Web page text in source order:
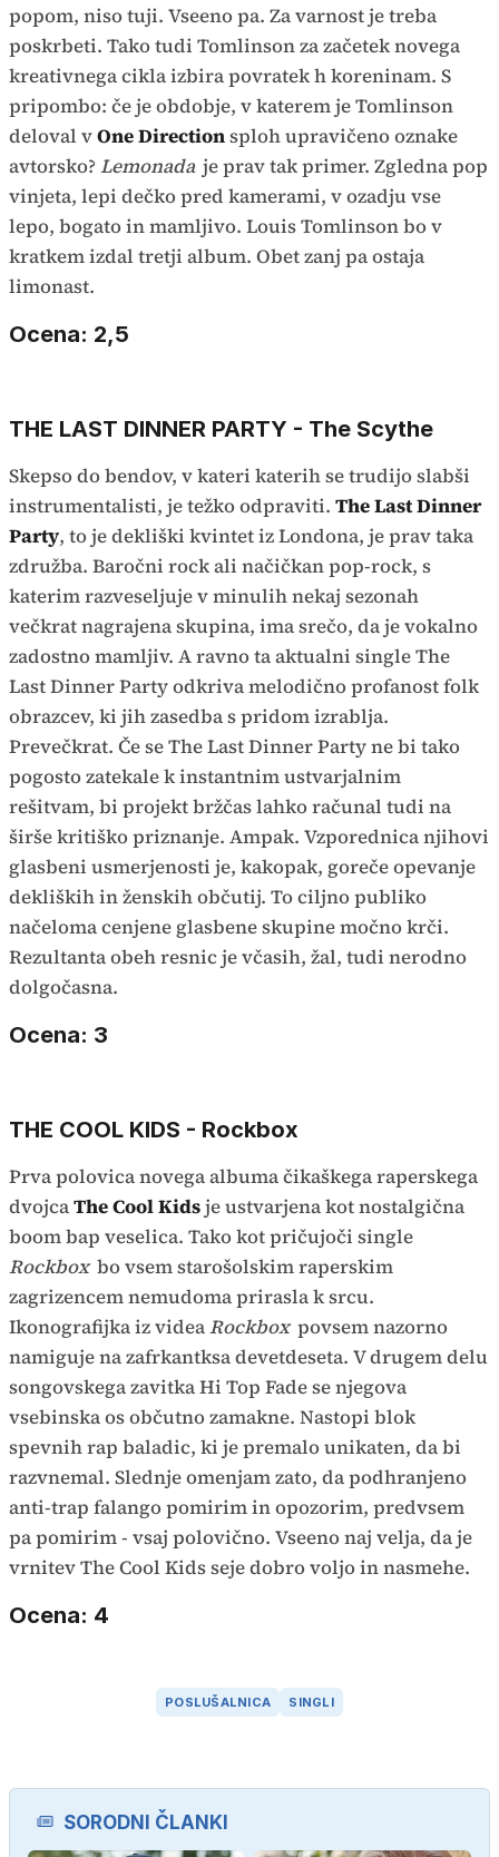
popom, niso tuji. Vseeno pa. Za varnost je treba
poskrbeti. Tako tudi Tomlinson za začetek novega
kreativnega cikla izbira povratek h koreninam. S
pripombo: če je obdobje, v katerem je Tomlinson
deloval vOne Directionsploh upravičeno oznake
avtorsko? Lemonada je prav tak primer. Zgledna pop
vinjeta, lepi dečko pred kamerami, v ozadju vse
lepo, bogato in mamljivo. Louis Tomlinson bo v
kratkem izdal tretji album. Obet zanj pa ostaja
limonast.
Ocena: 2,5
THE LAST DINNER PARTY - The Scythe
Skepso do bendov, v kateri katerih se trudijo slabši
instrumentalisti, je težko odpraviti. The Last Dinner
Party, to je dekliški kvintet iz Londona, je prav taka
združba. Baročni rock ali načičkan pop-rock, s
katerim razveseljuje v minulih nekaj sezonah
večkrat nagrajena skupina, ima srečo, da je vokalno
zadostno mamljiv. A ravno ta aktualni single The
Last Dinner Party odkriva melodično profanost folk
obrazcev, ki jih zasedba s pridom izrablja.
Prevečkrat. Če se The Last Dinner Party ne bi tako
pogosto zatekale k instantnim ustvarjalnim
rešitvam, bi projekt bržčas lahko računal tudi na
širše kritiško priznanje. Ampak. Vzporednica njihovi
glasbeni usmerjenosti je, kakopak, goreče opevanje
dekliških in ženskih občutij. To ciljno publiko
načeloma cenjene glasbene skupine močno krči.
Rezultanta obeh resnic je včasih, žal, tudi nerodno
dolgočasna.
Ocena: 3
THE COOL KIDS - Rockbox
Prva polovica novega albuma čikaškega raperskega
dvojcaThe Cool Kidsje ustvarjena kot nostalgična
boom bap veselica. Tako kot pričujoči single
Rockbox bo vsem starošolskim raperskim
zagrizencem nemudoma prirasla k srcu.
Ikonografijka iz videaRockbox povsem nazorno
namiguje na zafrkantksa devetdeseta. V drugem delu
songovskega zavitka Hi Top Fade se njegova
vsebinska os občutno zamakne. Nastopi blok
spevnih rap baladic, ki je premalo unikaten, da bi
razvnemal. Slednje omenjam zato, da podhranjeno
anti-trap falango pomirim in opozorim, predvsem
pa pomirim - vsaj polovično. Vseeno naj velja, da je
vrnitev The Cool Kids seje dobro voljo in nasmehe.
Ocena: 4
POSLUŠALNICA SINGLI
SORODNI ČLANKI